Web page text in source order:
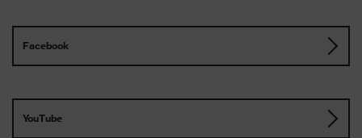
Facebook
YouTube